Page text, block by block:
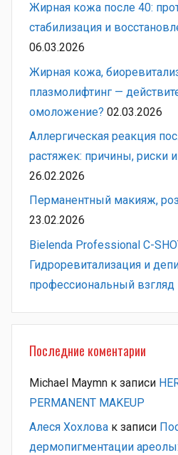
Жирная кожа после 40:
стабилизация и
06.03.2026
Жирная кожа,
плазмолифтинг —
омоложение? 02.03.2026
Аллергическая реакция
растяжек: причины, риски
26.02.2026
Перманентный макияж,
23.02.2026
Bielenda Professional C-
Гидроревитализация и
профессиональный взгляд
Последние коментарии
Michael Maymn к записи
PERMANENT MAKEUP
Алеся Хохлова к записи
дермопигментации